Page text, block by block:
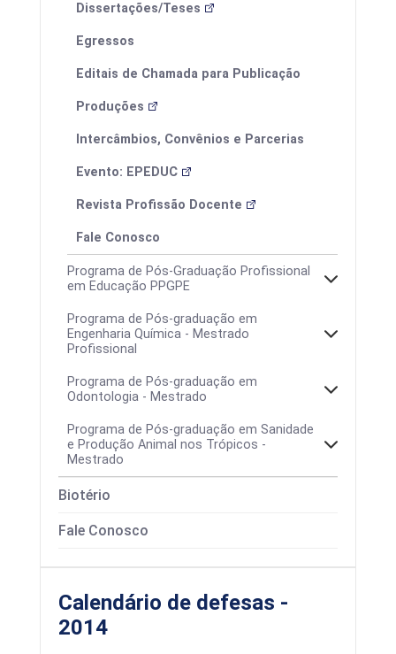
Dissertações/Teses
Egressos
Editais de Chamada para Publicação
Produções
Intercâmbios, Convênios e Parcerias
Evento: EPEDUC
Revista Profissão Docente
Fale Conosco
Programa de Pós-Graduação Profissional
em Educação PPGPE
Programa de Pós-graduação em
Engenharia Química - Mestrado
Profissional
Programa de Pós-graduação em
Odontologia - Mestrado
Área de concentração
Programa de Pós-graduação em Sanidade
e Produção Animal nos Trópicos -
Mestrado
Biotério
Fale Conosco
Calendário de defesas -
2014